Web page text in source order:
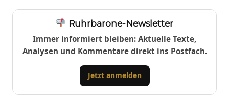
Ruhrbarone-Newsletter
Immer informiert bleiben: Aktuelle Texte,
Analysen und Kommentare direkt ins Postfach.
Jetzt anmelden